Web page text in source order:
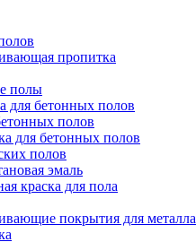
пропитка
полы
для бетонных полов
полов
для бетонных полов
полов
эмаль
краска для пола
покрытия для металла